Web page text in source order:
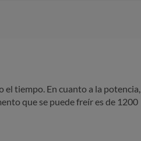
tiempo. En cuanto a la potencia,
que se puede freír es de 1200